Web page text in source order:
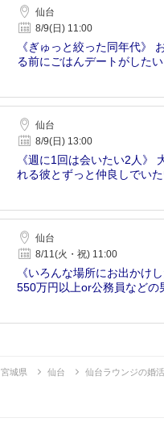
仙台
8/9(日) 11:00
《ぎゅっと絞った同年代》
る前にごはんデートがしたい
仙台
8/9(日) 13:00
《週に1回は会いたい2人》
れる彼とずっと仲良しでい
仙台
8/11(火・祝) 11:00
《いろんな場所にお出かけ
550万円以上or公務員などの
宮城県 仙台 仙台ラウンジの婚